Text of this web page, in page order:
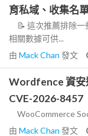
育私域、收集名
📝 這次推薦排除一
相關數據可供...
由 Mack Chan 發文
Wordfence 資安
CVE-2026-8457
WooCommerce
由 Mack Chan 發文